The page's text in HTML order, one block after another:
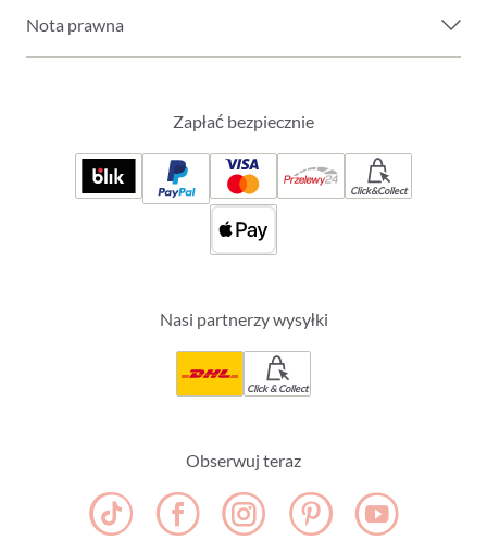
Nota prawna
Zapłać bezpiecznie
Click&Collect
Nasi partnerzy wysyłki
Click & Collect
Obserwuj teraz